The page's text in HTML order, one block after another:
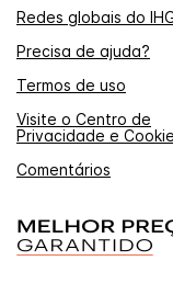
Redes globais do
Precisa de ajuda?
Termos de uso
Visite o Centro de
Privacidade e
Comentários